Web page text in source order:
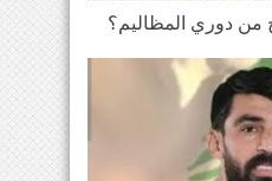
دوري المظاليم؟